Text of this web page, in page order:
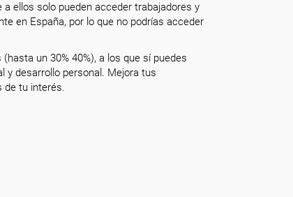
ellos solo pueden acceder trabajadores y
en España, por lo que no podrías acceder
un 30% 40%), a los que sí puedes
y desarrollo personal. Mejora tus
de tu interés.